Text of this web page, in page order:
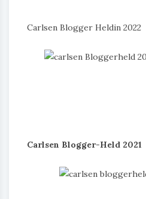
Carlsen Blogger Heldin 2022
Carlsen Blogger-Held 2021